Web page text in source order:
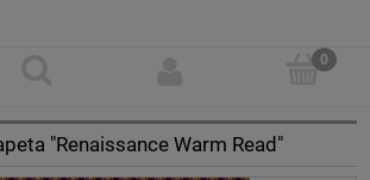
"Renaissance Warm Read"